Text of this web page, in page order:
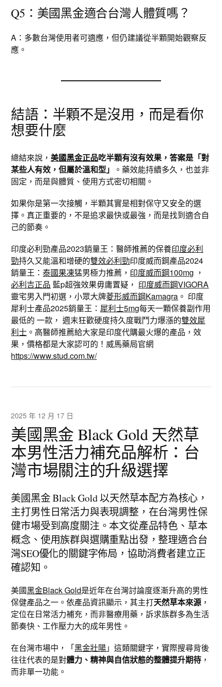
Q5：美國黑金適合台灣人體質嗎？
A：多數台灣使用者可適應，但仍建議從半顆開始觀察反
應。
結語：半顆不是沒用，而是看你
想要什麼
總結來說，美國黑金正品吃半顆有沒有效果，答案是「對
某些人有效，但屬於溫和型」
。藥效能持續多久，也並非
固定，而是與體質、使用方式密切相關。
如果你是第一次接觸，半顆其實是相對保守又安全的選
擇。真正重要的，不是追求最快或最強，而是找到適合自
己的節奏。
印度必利勁產品2023銷量王：醫師推薦的保養印度必利
勁持久又能溫和增硬的雙效必利勁印度威而鋼產品2024
銷量王：泰國果凍猛男極力推薦， 印度威而鋼100mg ，
必利吉正品 藍p超強效果毋庸置疑， 印度威而鋼VIGORA
靈宅男入門初選，小眾大牌菱形威而鋼Kamagra 。 印度
犀利士產品2025銷量王： 犀利士5mg每天一顆保養副作用
最低的 一款， 週末狂歡硬度持久度戰鬥力爆漲的雙效犀
利士 。高醫師推薦給大家是印度代購最火爆的產品，效
果，價格都是大家認可的！威馬藥局官網
https://www.stud.com.tw/
2025 年 12 月 17 日
美國黑金 Black Gold 天然草
本男性活力補充品解析：台
灣市場關注的升級選擇
美國黑金 Black Gold 以天然草本配方為核心，
主打男性日常活力與表現調整，在台灣男性保
健市場受到高度關注。本文從產品特色、草本
概念、使用族群與選購重點出發，整理適合台
灣SEO優化的關鍵字佈局，協助消費者建立正
確認知。
美國黑金Black Gold是近年在台灣討論度逐漸升高的男性
保健產品之一。依產品資訊顯示，其主打天然草本來源 ，
定位在日常活力補充，而非醫療用藥，訴求族群多為生活
節奏快、工作壓力大的成年男性。
在台灣市場中，「黑金壯陽」這類關鍵字，實際搜尋背後
往往代表的是對體力、精神與自信狀態的整體提升期待 ，
而非單一功能。